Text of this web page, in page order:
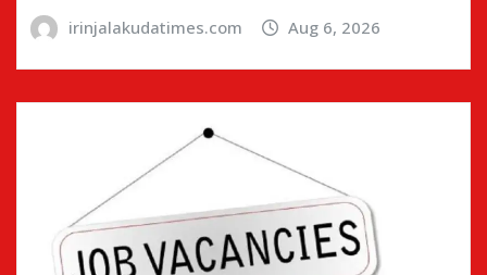
irinjalakudatimes.com Aug 6, 2026